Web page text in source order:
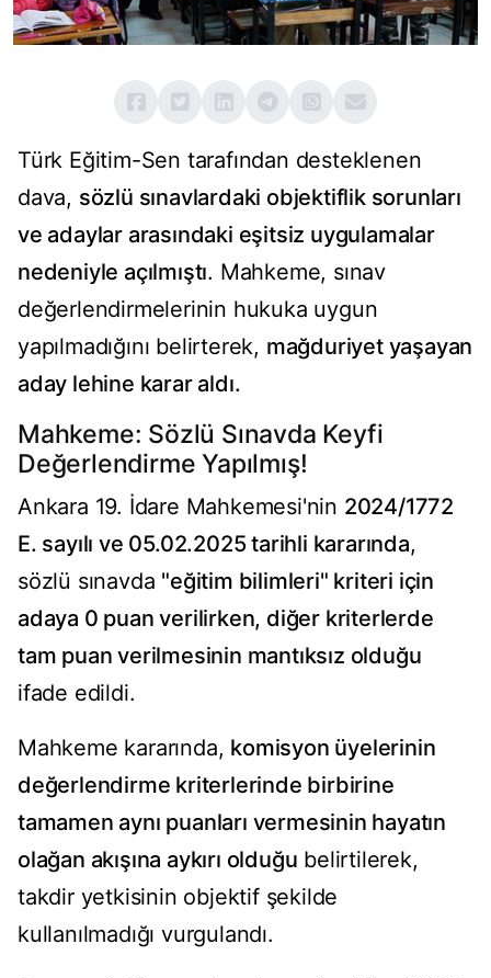
Türk Eğitim-Sen tarafından desteklenen
dava, sözlü sınavlardaki objektiflik sorunları
ve adaylar arasındaki eşitsiz uygulamalar
nedeniyle açılmıştı. Mahkeme, sınav
değerlendirmelerinin hukuka uygun
yapılmadığını belirterek, mağduriyet yaşayan
aday lehine karar aldı.
Mahkeme: Sözlü Sınavda Keyfi
Değerlendirme Yapılmış!
Ankara 19. İdare Mahkemesi'nin 2024/1772
E. sayılı ve 05.02.2025 tarihli kararında,
sözlü sınavda "eğitim bilimleri" kriteri için
adaya 0 puan verilirken, diğer kriterlerde
tam puan verilmesinin mantıksız olduğu
ifade edildi.
Mahkeme kararında, komisyon üyelerinin
değerlendirme kriterlerinde birbirine
tamamen aynı puanları vermesinin hayatın
olağan akışına aykırı olduğu belirtilerek,
takdir yetkisinin objektif şekilde
kullanılmadığı vurgulandı.